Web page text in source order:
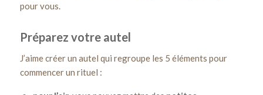
pour vous.
Préparez votre autel
J’aime créer un autel qui regroupe les 5 éléments pour
commencer un rituel :